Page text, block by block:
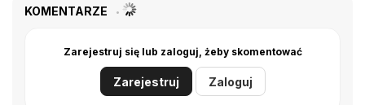
KOMENTARZE
Zarejestruj się lub zaloguj, żeby skomentować
Zarejestruj Zaloguj